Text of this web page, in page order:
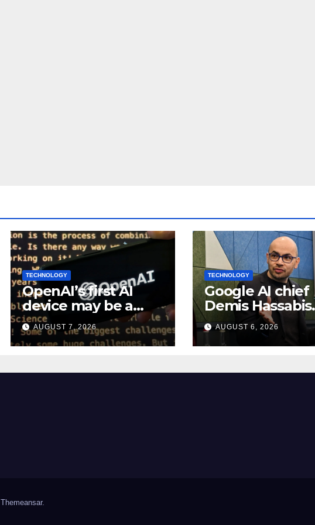
TECHNOLOGY
OpenAI’s first AI
device may be a
$300 doughnut-
shaped smart
speaker: Report
AUGUST 7, 2026
TECHNOLOGY
Google AI chief
Demis Hassabis
becomes
chief scientist in
leadership
AUGUST 6, 2026
Themeansar.